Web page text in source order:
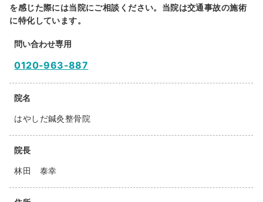
を感じた際には当院にご相談ください。当院は交通事故の施術
に特化しています。
問い合わせ専用
0120-963-887
院名
はやしだ鍼灸整骨院
院長
林田 泰幸